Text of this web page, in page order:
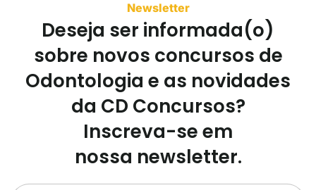
Newsletter
Deseja ser informada(o)
sobre novos concursos de
Odontologia e as novidades
da CD Concursos?
Inscreva-se em
nossa newsletter.